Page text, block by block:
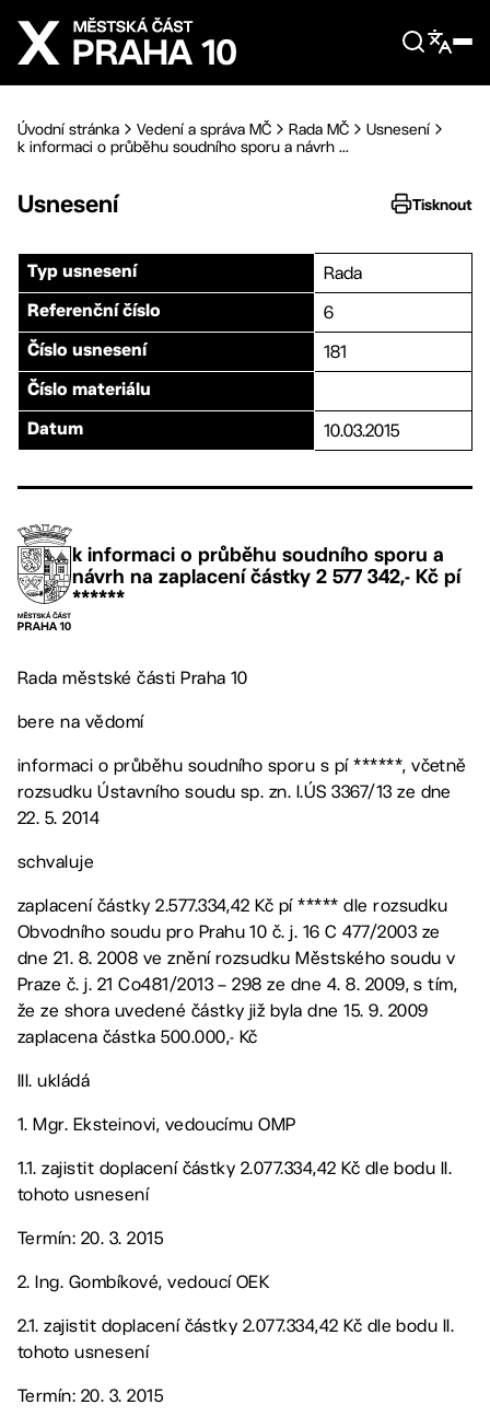
Přejít na hlavní obsah
Úvodní stránka Vedení a správa MČ Rada MČ
Usnesení
k informaci o průběhu soudního sporu a návrh ...
Usnesení Tisknout
Typ usnesení Rada
Referenční číslo 6
Číslo usnesení 181
Číslo materiálu
Datum 10.03.2015
k informaci o průběhu soudního sporu a
návrh na zaplacení částky 2 577 342,- Kč pí
******
Rada městské části Praha 10
bere na vědomí
informaci o průběhu soudního sporu s pí ******, včetně
rozsudku Ústavního soudu sp. zn. I.ÚS 3367/13 ze dne
22. 5. 2014
schvaluje
zaplacení částky 2.577.334,42 Kč pí ***** dle rozsudku
Obvodního soudu pro Prahu 10 č. j. 16 C 477/2003 ze
dne 21. 8. 2008 ve znění rozsudku Městského soudu v
Praze č. j. 21 Co481/2013 – 298 ze dne 4. 8. 2009, s tím,
že ze shora uvedené částky již byla dne 15. 9. 2009
zaplacena částka 500.000,- Kč
III. ukládá
1. Mgr. Eksteinovi, vedoucímu OMP
1.1. zajistit doplacení částky 2.077.334,42 Kč dle bodu II.
tohoto usnesení
Termín: 20. 3. 2015
2. Ing. Gombíkové, vedoucí OEK
2.1. zajistit doplacení částky 2.077.334,42 Kč dle bodu II.
tohoto usnesení
Termín: 20. 3. 2015